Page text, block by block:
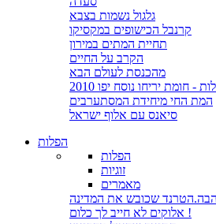
גלגול נשמות בצבא
קרנבל הכישופים במקסיקו
תחיית המתים במירון
הקרב על החיים
מהכנסת לעולם הבא
- חומת יריחו נוסח יפו 2010
המת החי מיחידת המסתערבים
סיאנס עם אלוף ישראל
הפלות
הפלות
זוגיות
מאמרים
אלוקים לא חייב לך כלום !